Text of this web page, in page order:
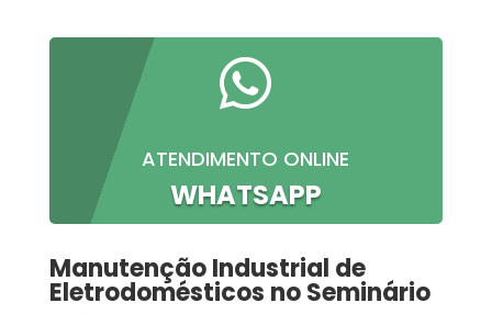

ATENDIMENTO ONLINE
WHATSAPP
Manutenção Industrial de
Eletrodomésticos no Seminário